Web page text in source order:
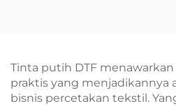
Tinta putih DTF
praktis yang menjadikannya
bisnis percetakan tekstil.